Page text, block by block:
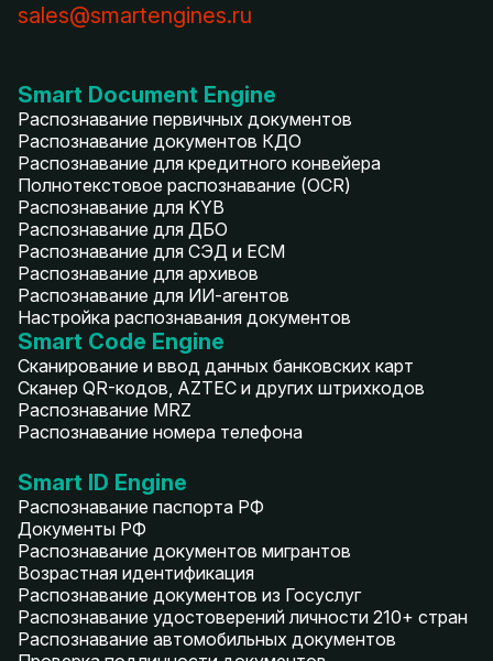
sales@smartengines.ru
Smart Document Engine
Распознавание первичных документов
Распознавание документов КДО
Распознавание для кредитного конвейера
Полнотекстовое распознавание (OCR)
Распознавание для KYB
Распознавание для ДБО
Распознавание для СЭД и ECM
Распознавание для архивов
Распознавание для ИИ-агентов
Настройка распознавания документов
Smart Code Engine
Сканирование и ввод данных банковских карт
Сканер QR-кодов, AZTEC и других штрихкодов
Распознавание MRZ
Распознавание номера телефона
Smart ID Engine
Распознавание паспорта РФ
Документы РФ
Распознавание документов мигрантов
Возрастная идентификация
Распознавание документов из Госуслуг
Распознавание удостоверений личности 210+ стран
Распознавание автомобильных документов